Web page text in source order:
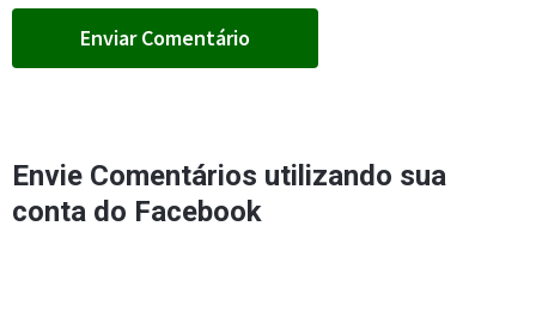
Envie Comentários utilizando sua
conta do Facebook